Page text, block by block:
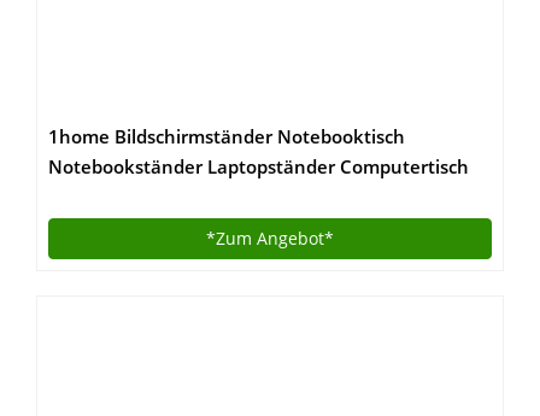
1home Bildschirmständer Notebooktisch
Notebookständer Laptopständer Computertisch
*Zum Angebot*